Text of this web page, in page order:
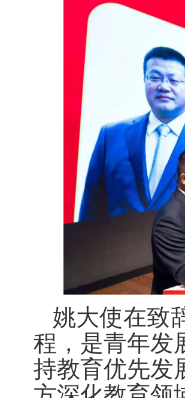
姚大使在致
程， 是青年发
持教育优先发